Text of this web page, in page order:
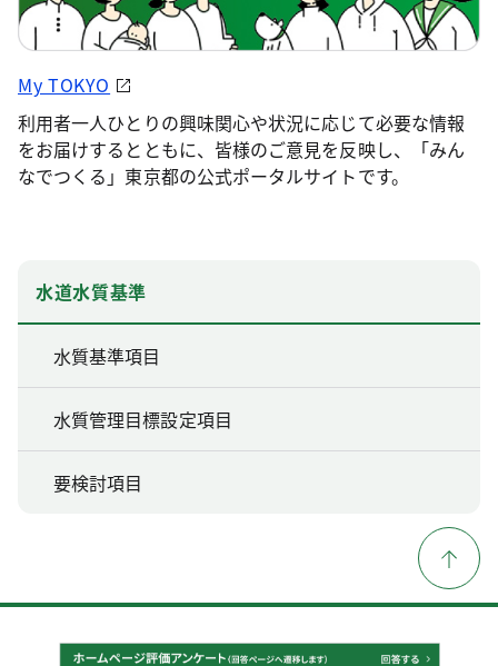
My TOKYO
利用者一人ひとりの興味関心や状況に応じて必要な情報
をお届けするとともに、皆様のご意見を反映し、「みん
なでつくる」東京都の公式ポータルサイトです。
水道水質基準
水質基準項目
水質管理目標設定項目
要検討項目